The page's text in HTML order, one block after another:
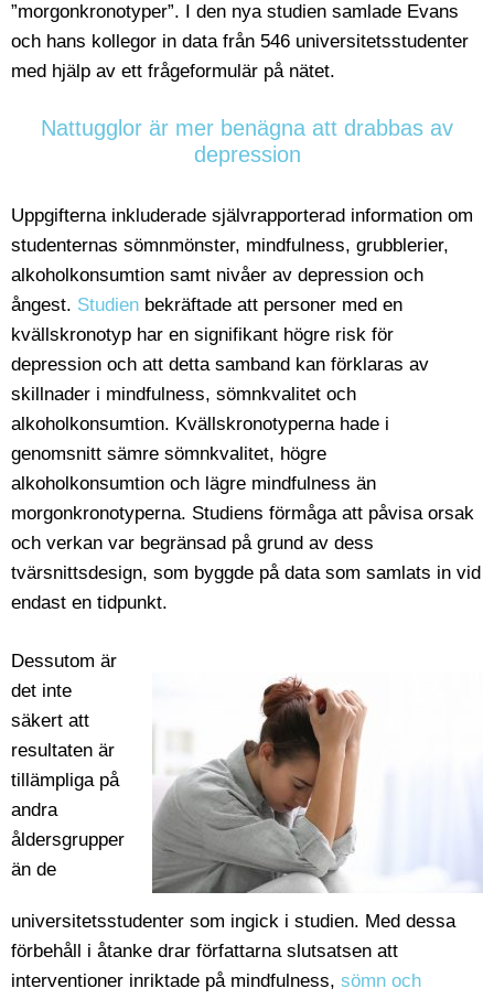
”morgonkronotyper”. I den nya studien samlade Evans
och hans kollegor in data från 546 universitetsstudenter
med hjälp av ett frågeformulär på nätet.
Nattugglor är mer benägna att drabbas av
depression
Uppgifterna inkluderade självrapporterad information om
studenternas sömnmönster, mindfulness, grubblerier,
alkoholkonsumtion samt nivåer av depression och
ångest. Studien bekräftade att personer med en
kvällskronotyp har en signifikant högre risk för
depression och att detta samband kan förklaras av
skillnader i mindfulness, sömnkvalitet och
alkoholkonsumtion. Kvällskronotyperna hade i
genomsnitt sämre sömnkvalitet, högre
alkoholkonsumtion och lägre mindfulness än
morgonkronotyperna. Studiens förmåga att påvisa orsak
och verkan var begränsad på grund av dess
tvärsnittsdesign, som byggde på data som samlats in vid
endast en tidpunkt.
Dessutom är
det inte
säkert att
resultaten är
tillämpliga på
andra
åldersgrupper
än de
universitetsstudenter som ingick i studien. Med dessa
förbehåll i åtanke drar författarna slutsatsen att
interventioner inriktade på mindfulness, sömn och